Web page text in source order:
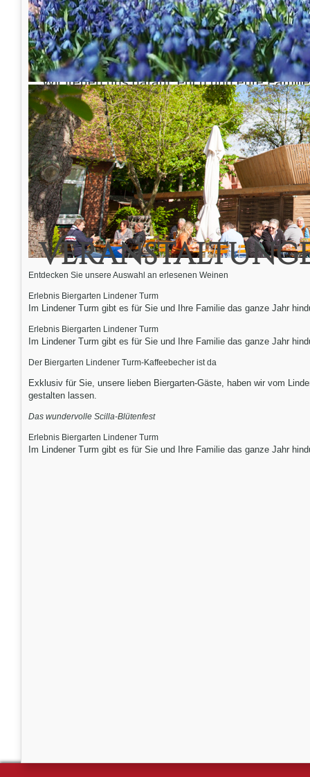
Entdecken Sie unsere Auswahl an erlesenen Weinen
Erlebnis Biergarten Lindener Turm
Im Lindener Turm gibt es für Sie und Ihre Familie das ganze Jahr
Erlebnis Biergarten Lindener Turm
Im Lindener Turm gibt es für Sie und Ihre Familie das ganze Jahr
Der Biergarten Lindener Turm-Kaffeebecher ist da
Exklusiv für Sie, unsere lieben Biergarten-Gäste, haben wir vom
gestalten lassen.
Das wundervolle Scilla-Blütenfest
Erlebnis Biergarten Lindener Turm
Im Lindener Turm gibt es für Sie und Ihre Familie das ganze Jahr
Dekorationenfür euer Zuhause erwerben.
Dekorationen rund um die goldene
gemütlich und saisonal passend zu
Wir freuen uns darauf, euch und eure
begrüßen. Gemeinsam lassen wir das
rundherum lebendigen Erlebnis werden!
Herzlich,
Euer Team vom Lindener Turm